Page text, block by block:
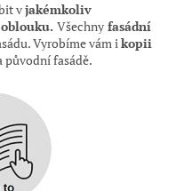
vjakémkoliv
Všechny fasádní
Vyrobíme vám ikopii
původnífasádě.